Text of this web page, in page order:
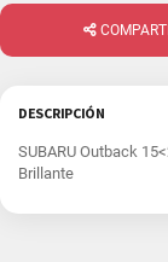
DESCRIPCIÓN
SUBARU Outback
Brillante